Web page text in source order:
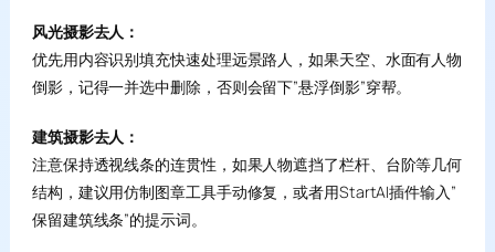
风光摄影去人：
优先用内容识别填充快速处理远景路人，如果天空、水面有人物
倒影，记得一并选中删除，否则会留下”悬浮倒影”穿帮。
建筑摄影去人：
注意保持透视线条的连贯性，如果人物遮挡了栏杆、台阶等几何
结构，建议用仿制图章工具手动修复，或者用StartAI插件输入”
保留建筑线条”的提示词。